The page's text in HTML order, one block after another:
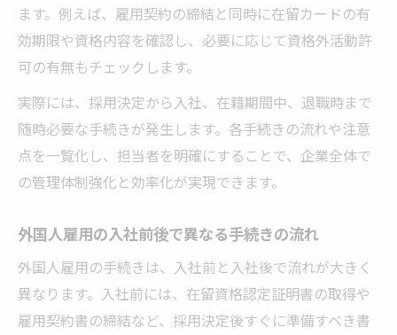
説
外国人雇用状況届出システムの活用ポイン
ト
外国人雇用状況届出書ダウンロードと記入
例紹介
外国人雇用状況届出の対象となる雇用ケー
ス
ハローワークへ提出する外国人雇用手続きの流
れ
外国人雇用のハローワーク手続きは流れを
把握
ます。例えば、雇用契約の締結と同時に在留カードの有
効期限や資格内容を確認し、必要に応じて資格外活動許
可の有無もチェックします。
実際には、採用決定から入社、在籍期間中、退職時まで
随時必要な手続きが発生します。各手続きの流れや注意
点を一覧化し、担当者を明確にすることで、企業全体で
の管理体制強化と効率化が実現できます。
外国人雇用の入社前後で異なる手続きの流れ
外国人雇用の手続きは、入社前と入社後で流れが大きく
異なります。入社前には、在留資格認定証明書の取得や
雇用契約書の締結など、採用決定後すぐに準備すべき書